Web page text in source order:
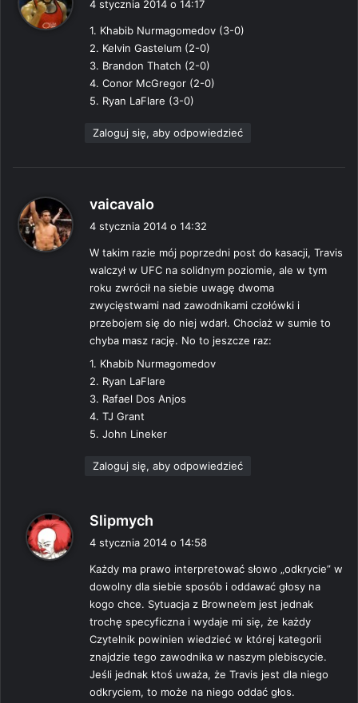
z
e
4 stycznia 2014 o 14:17
1. Khabib Nurmagomedov (3-0)
2. Kelvin Gastelum (2-0)
3. Brandon Thatch (2-0)
4. Conor McGregor (2-0)
5. Ryan LaFlare (3-0)
Zaloguj się, aby odpowiedzieć
vaicavalo
z
e
:
4 stycznia 2014 o 14:32
W takim razie mój poprzedni post do kasacji, Travis
walczył w UFC na solidnym poziomie, ale w tym
roku zwrócił na siebie uwagę dwoma
zwycięstwami nad zawodnikami czołówki i
przebojem się do niej wdarł. Chociaż w sumie to
chyba masz rację. No to jeszcze raz:
1. Khabib Nurmagomedov
2. Ryan LaFlare
3. Rafael Dos Anjos
4. TJ Grant
5. John Lineker
Zaloguj się, aby odpowiedzieć
Slipmych
z
e
:
4 stycznia 2014 o 14:58
Każdy ma prawo interpretować słowo „odkrycie” w
dowolny dla siebie sposób i oddawać głosy na
kogo chce. Sytuacja z Browne’em jest jednak
trochę specyficzna i wydaje mi się, że każdy
Czytelnik powinien wiedzieć w której kategorii
znajdzie tego zawodnika w naszym plebiscycie.
Jeśli jednak ktoś uważa, że Travis jest dla niego
odkryciem, to może na niego oddać głos.